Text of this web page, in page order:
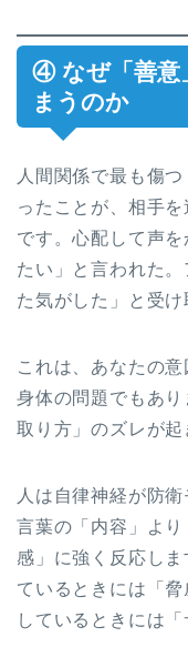
④ なぜ「善意
まうのか
人間関係で最も傷
ったことが、相手
です。心配して声
たい」と言われた
た気がした」と受け
これは、あなたの
身体の問題でもあ
取り方」のズレが起
人は自律神経が防
言葉の「内容」よ
感」に強く反応し
ているときには「
しているときには